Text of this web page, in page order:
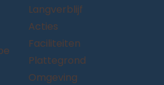
Langverblijf
Acties
Faciliteiten
Plattegrond
Omgeving